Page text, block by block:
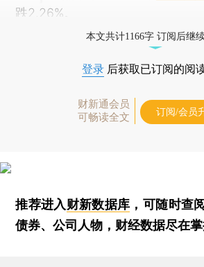
跌2.26%。
本文共计1166字 订阅后继
登录 后获取已订阅的阅
财新通会员
可畅读全文
订阅/会员
推荐进入财新数据库 ，可随时查
债券、公司人物，财经数据尽在掌